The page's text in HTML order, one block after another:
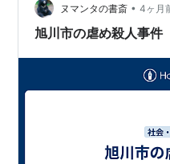
うちに本当に子どものこ
て 川越市は不登校、発達
ヌマンタの書斎 • 4ヶ月
旭川市の虐め殺人事件